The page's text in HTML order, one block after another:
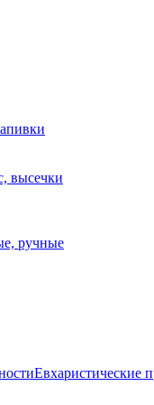
высечки
ручные
Евхаристические